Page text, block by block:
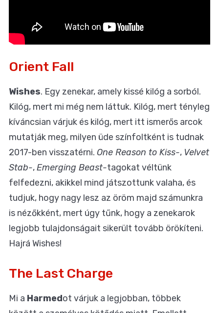
Orient Fall
Wishes. Egy zenekar, amely kissé kilóg a sorból.
Kilóg, mert mi még nem láttuk. Kilóg, mert tényleg
kíváncsian várjuk és kilóg, mert itt ismerős arcok
mutatják meg, milyen üde színfoltként is tudnak
2017-ben visszatérni. One Reason to Kiss-, Velvet
Stab-,Emerging Beast-tagokat véltünk
felfedezni, akikkel mind játszottunk valaha, és
tudjuk, hogy nagy lesz az öröm majd számunkra
is nézőkként, mert úgy tűnk, hogy a zenekarok
legjobb tulajdonságait sikerült tovább örökíteni.
Hajrá Wishes!
The Last Charge
Mi a Harmedot várjuk a legjobban, többek